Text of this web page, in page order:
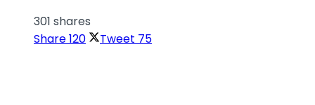
301 shares
Share120 Tweet 75